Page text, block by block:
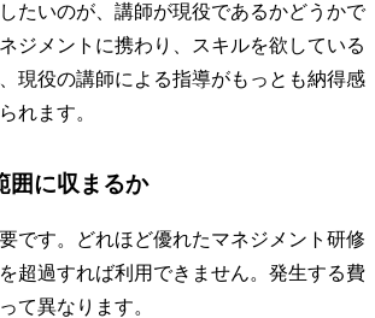
たいのが、講師が現役であるかどうかで
ジメントに携わり、スキルを欲している
現役の講師による指導がもっとも納得感
れます。
囲に収まるか
です。どれほど優れたマネジメント研修
超過すれば利用できません。発生する費
て異なります。